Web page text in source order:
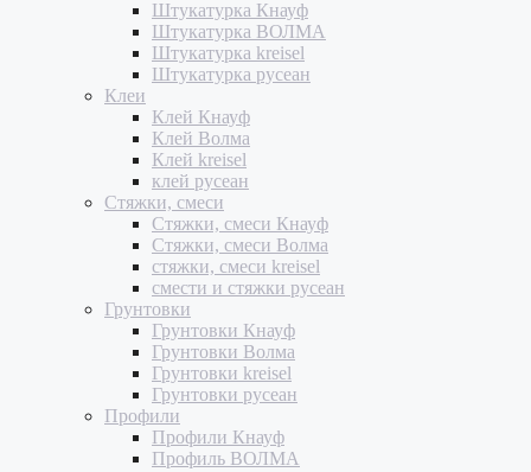
Штукатурка Кнауф
Штукатурка ВОЛМА
Штукатурка kreisel
Штукатурка русеан
Клеи
Клей Кнауф
Клей Волма
Клей kreisel
клей русеан
Стяжки, смеси
Стяжки, смеси Кнауф
Стяжки, смеси Волма
стяжки, смеси kreisel
смести и стяжки русеан
Грунтовки
Грунтовки Кнауф
Грунтовки Волма
Грунтовки kreisel
Грунтовки русеан
Профили
Профили Кнауф
Профиль ВОЛМА